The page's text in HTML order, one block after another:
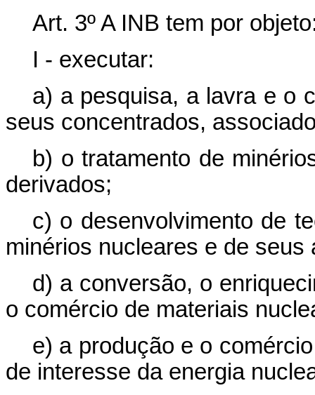
Art. 3º A INB tem por
I - executar:
a) a pesquisa, a lavra e o
seus concentrados,
b) o tratamento de
derivados;
c) o desenvolvimento de
minérios nucleares e de
d) a conversão, o
o comércio de materiais
e) a produção e o
de interesse da energia